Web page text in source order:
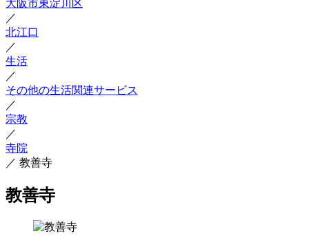
大阪市東淀川区
／
北江口
／
生活
／
その他の生活関連サービス
／
宗教
／
寺院
／ 教善寺
教善寺